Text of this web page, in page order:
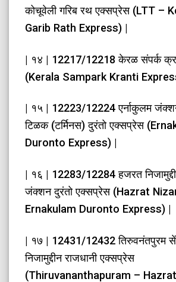
कोचूवेली गरिब रथ एक्सप्रेस (LTT –
Garib Rath Express) |
| १४ | 12217/12218 केरळ संपर्क
(Kerala Sampark Kranti
| १५ | 12223/12224 एर्नाकुलम
टिळक (टर्मिनस) दुरंतो एक्सप्रेस
Duronto Express) |
| १६ | 12283/12284 हजरत
जंक्शन दुरंतो एक्सप्रेस (Hazrat
Ernakulam Duronto Express) |
| १७ | 12431/12432 तिरुवनंतपुरम
निजामुद्दीन राजधानी एक्सप्रेस
(Thiruvananthapuram –